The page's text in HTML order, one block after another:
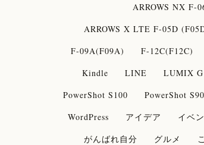
ARROWS NX F-
ARROWS X LTE F-05D
F-09A(F09A)
F-12C(F12C)
Kindle
LINE LUMIX
PowerShot S100
PowerShot S90
WordPress
アイデア イベ
がんばれ自分
グルメ